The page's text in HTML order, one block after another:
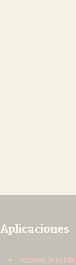
Aplicaciones
Acceso WebMail